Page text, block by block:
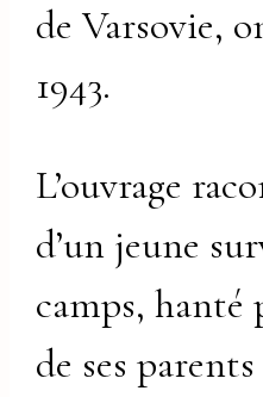
de Varsovie,
1943.
L’ouvrage
d’un jeune
camps, hanté
de ses